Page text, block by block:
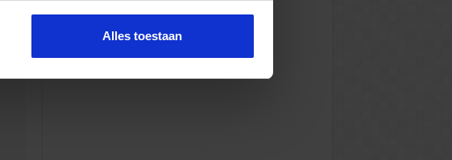
Alles toestaan